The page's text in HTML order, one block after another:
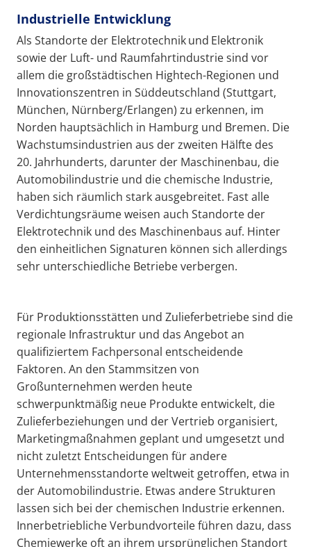
Industrielle Entwicklung
Als Standorte der Elektrotechnik und Elektronik
sowie der Luft- und Raumfahrtindustrie sind vor
allem die großstädtischen Hightech-Regionen und
Innovationszentren in Süddeutschland (Stuttgart,
München, Nürnberg/Erlangen) zu erkennen, im
Norden hauptsächlich in Hamburg und Bremen. Die
Wachstumsindustrien aus der zweiten Hälfte des
20. Jahrhunderts, darunter der Maschinenbau, die
Automobilindustrie und die chemische Industrie,
haben sich räumlich stark ausgebreitet. Fast alle
Verdichtungsräume weisen auch Standorte der
Elektrotechnik und des Maschinenbaus auf. Hinter
den einheitlichen Signaturen können sich allerdings
sehr unterschiedliche Betriebe verbergen.
Für Produktionsstätten und Zulieferbetriebe sind die
regionale Infrastruktur und das Angebot an
qualifiziertem Fachpersonal entscheidende
Faktoren. An den Stammsitzen von
Großunternehmen werden heute
schwerpunktmäßig neue Produkte entwickelt, die
Zulieferbeziehungen und der Vertrieb organisiert,
Marketingmaßnahmen geplant und umgesetzt und
nicht zuletzt Entscheidungen für andere
Unternehmensstandorte weltweit getroffen, etwa in
der Automobilindustrie. Etwas andere Strukturen
lassen sich bei der chemischen Industrie erkennen.
Innerbetriebliche Verbundvorteile führen dazu, dass
Chemiewerke oft an ihrem ursprünglichen Standort